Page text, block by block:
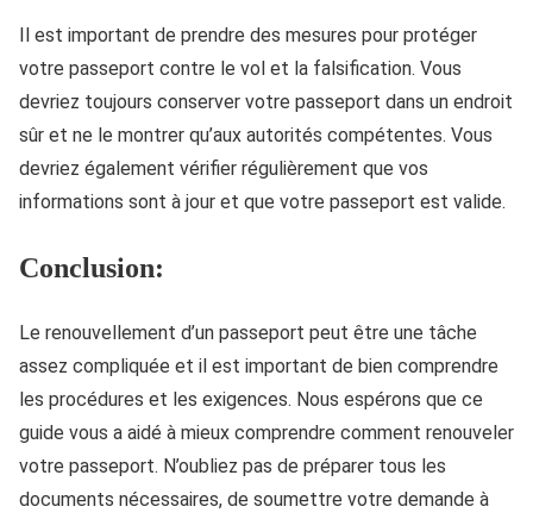
Il est important de prendre des mesures pour protéger
votre passeport contre le vol et la falsification. Vous
devriez toujours conserver votre passeport dans un endroit
sûr et ne le montrer qu’aux autorités compétentes. Vous
devriez également vérifier régulièrement que vos
informations sont à jour et que votre passeport est valide.
Conclusion:
Le renouvellement d’un passeport peut être une tâche
assez compliquée et il est important de bien comprendre
les procédures et les exigences. Nous espérons que ce
guide vous a aidé à mieux comprendre comment renouveler
votre passeport. N’oubliez pas de préparer tous les
documents nécessaires, de soumettre votre demande à